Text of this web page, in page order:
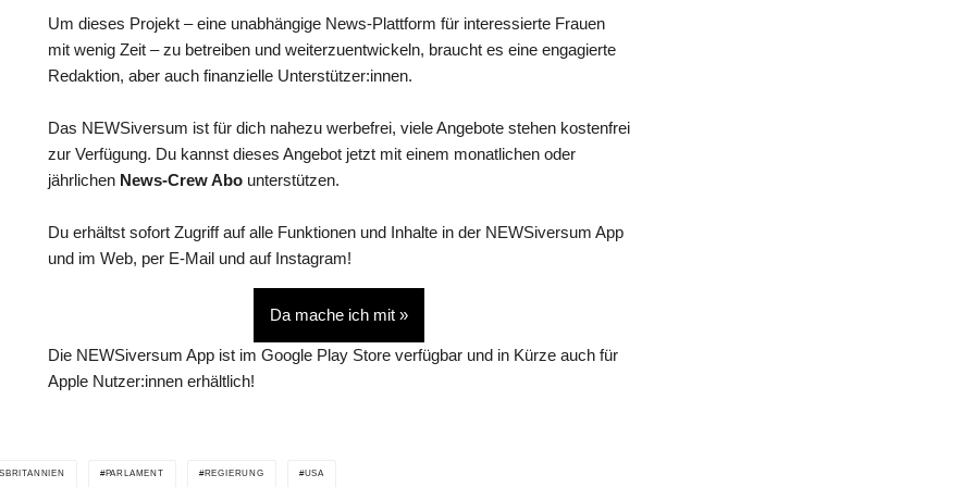
Um dieses Projekt – eine unabhängige News-Plattform für interessierte Frauen
mit wenig Zeit – zu betreiben und weiterzuentwickeln, braucht es eine engagierte
Redaktion, aber auch finanzielle Unterstützer:innen.
Das NEWSiversum ist für dich nahezu werbefrei, viele Angebote stehen kostenfrei
zur Verfügung. Du kannst dieses Angebot jetzt mit einem monatlichen oder
jährlichen News-Crew Abo unterstützen.
Du erhältst sofort Zugriff auf alle Funktionen und Inhalte in der NEWSiversum App
und im Web, per E-Mail und auf Instagram!
Da mache ich mit »
Die NEWSiversum App ist im Google Play Store verfügbar und in Kürze auch für
Apple Nutzer:innen erhältlich!
PARLAMENT REGIERUNG USA